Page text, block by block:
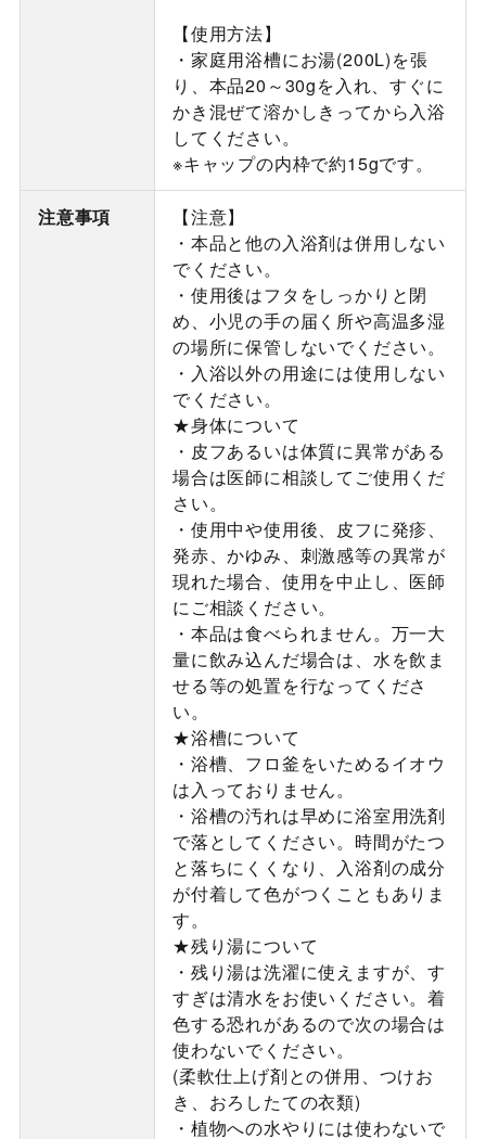
【使用方法】
・家庭用浴槽にお湯(200L)を張
り、本品20～30gを入れ、すぐに
かき混ぜて溶かしきってから入浴
してください。
※キャップの内枠で約15gです。
注意事項
【注意】
・本品と他の入浴剤は併用しない
でください。
・使用後はフタをしっかりと閉
め、小児の手の届く所や高温多湿
の場所に保管しないでください。
・入浴以外の用途には使用しない
でください。
★身体について
・皮フあるいは体質に異常がある
場合は医師に相談してご使用くだ
さい。
・使用中や使用後、皮フに発疹、
発赤、かゆみ、刺激感等の異常が
現れた場合、使用を中止し、医師
にご相談ください。
・本品は食べられません。万一大
量に飲み込んだ場合は、水を飲ま
せる等の処置を行なってくださ
い。
★浴槽について
・浴槽、フロ釜をいためるイオウ
は入っておりません。
・浴槽の汚れは早めに浴室用洗剤
で落としてください。時間がたつ
と落ちにくくなり、入浴剤の成分
が付着して色がつくこともありま
す。
★残り湯について
・残り湯は洗濯に使えますが、す
すぎは清水をお使いください。着
色する恐れがあるので次の場合は
使わないでください。
(柔軟仕上げ剤との併用、つけお
き、おろしたての衣類)
・植物への水やりには使わないで